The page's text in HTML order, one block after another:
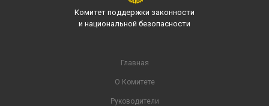
Комитет поддержки законности
и национальной безопасности
Главная
О Комитете
Руководители